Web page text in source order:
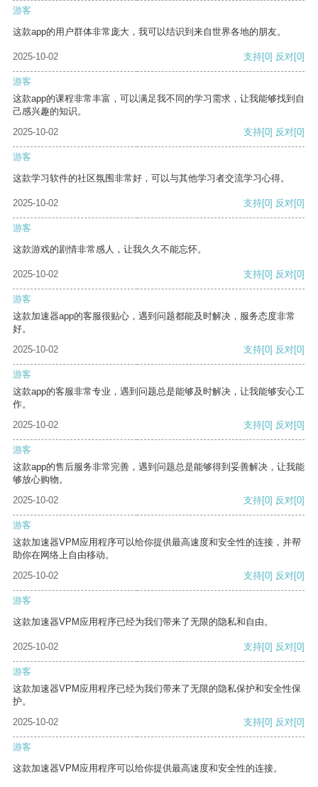
游客
这款app的用户群体非常庞大，我可以结识到来自世界各地的朋友。
2025-10-02 支持[0] 反对[0]
游客
这款app的课程非常丰富，可以满足我不同的学习需求，让我能够找到自
己感兴趣的知识。
2025-10-02
支持[0] 反对[0]
游客
这款学习软件的社区氛围非常好，可以与其他学习者交流学习心得。
2025-10-02 支持[0] 反对[0]
游客
这款游戏的剧情非常感人，让我久久不能忘怀。
2025-10-02 支持[0] 反对[0]
游客
这款加速器app的客服很贴心，遇到问题都能及时解决，服务态度非常
好。
2025-10-02
支持[0] 反对[0]
游客
这款app的客服非常专业，遇到问题总是能够及时解决，让我能够安心工
作。
2025-10-02
支持[0] 反对[0]
游客
这款app的售后服务非常完善，遇到问题总是能够得到妥善解决，让我能
够放心购物。
2025-10-02
支持[0] 反对[0]
游客
这款加速器VPM应用程序可以给你提供最高速度和安全性的连接，并帮
助你在网络上自由移动。
2025-10-02
支持[0] 反对[0]
游客
这款加速器VPM应用程序已经为我们带来了无限的隐私和自由。
2025-10-02 支持[0] 反对[0]
游客
这款加速器VPM应用程序已经为我们带来了无限的隐私保护和安全性保
护。
2025-10-02
支持[0] 反对[0]
游客
这款加速器VPM应用程序可以给你提供最高速度和安全性的连接。